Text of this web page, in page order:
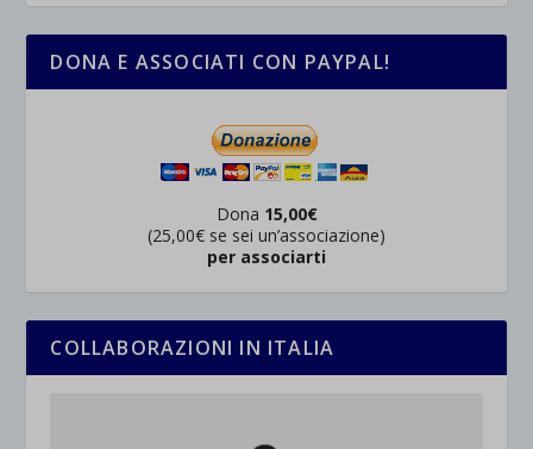
DONA E ASSOCIATI CON PAYPAL!
Dona 15,00€
(25,00€ se sei un’associazione)
per associarti
COLLABORAZIONI IN ITALIA